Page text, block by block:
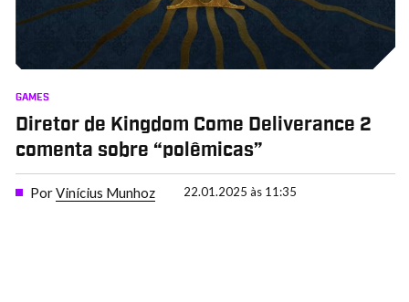
GAMES
Diretor de Kingdom Come Deliverance 2
comenta sobre “polêmicas”
PorVinícius Munhoz 22.01.2025 às 11:35